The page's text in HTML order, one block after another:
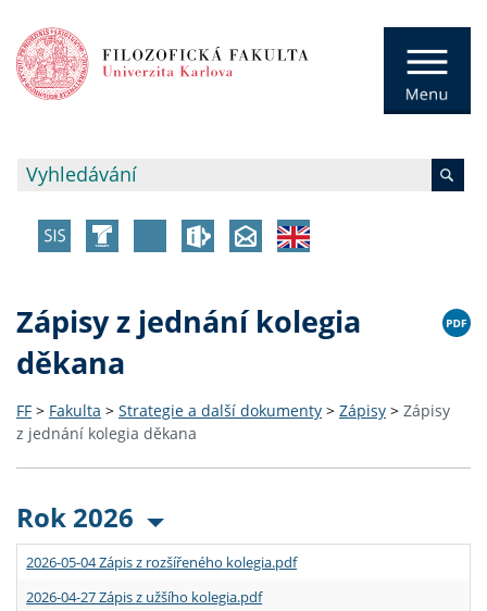
Zápisy z jednání kolegia
děkana
FF > Fakulta > Strategie a další dokumenty > Zápisy > Zápisy
z jednání kolegia děkana
Rok 2026
2026-05-04 Zápis z rozšířeného kolegia.pdf
2026-04-27 Zápis z užšího kolegia.pdf